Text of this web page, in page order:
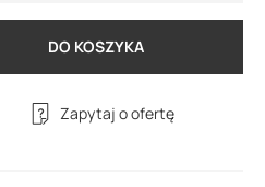
DO KOSZYKA
Zapytaj o ofertę